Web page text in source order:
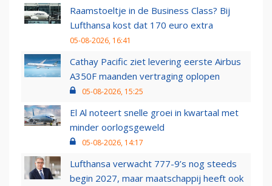
Raamstoeltje in de Business Class? Bij
Lufthansa kost dat 170 euro extra
05-08-2026, 16:41
Cathay Pacific ziet levering eerste Airbus
A350F maanden vertraging oplopen
05-08-2026, 15:25
El Al noteert snelle groei in kwartaal met
minder oorlogsgeweld
05-08-2026, 14:17
Lufthansa verwacht 777-9’s nog steeds
begin 2027, maar maatschappij heeft ook